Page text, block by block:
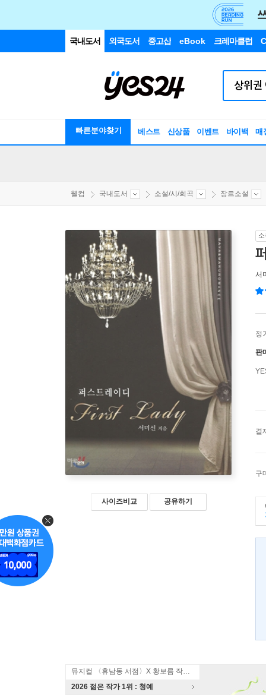
국내도서 외국도서 중고샵 eBook 크레마클럽
빠른분야찾기 베스트 신상품 이벤트 바이백 매
웰컴 국내도서 소설/시/희곡 장르소설
사이즈비교 공유하기
서
정
판
결
구
뮤지컬 〈휴남동 서점〉X 황보름 작가 북토크
2026 젊은 작가 1위 : 청예